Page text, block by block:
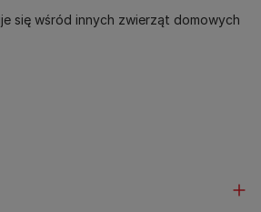
się wśród innych zwierząt domowych